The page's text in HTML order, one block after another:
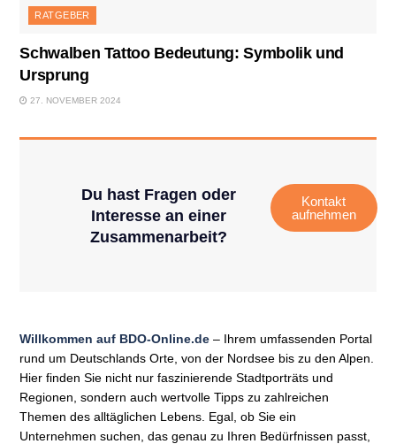
RATGEBER
Schwalben Tattoo Bedeutung: Symbolik und
Ursprung
27. NOVEMBER 2024
Du hast Fragen oder
Interesse an einer
Zusammenarbeit?
Kontakt
aufnehmen
Willkommen auf BDO-Online.de – Ihrem umfassenden Portal
rund um Deutschlands Orte, von der Nordsee bis zu den Alpen.
Hier finden Sie nicht nur faszinierende Stadtporträts und
Regionen, sondern auch wertvolle Tipps zu zahlreichen
Themen des alltäglichen Lebens. Egal, ob Sie ein
Unternehmen suchen, das genau zu Ihren Bedürfnissen passt,